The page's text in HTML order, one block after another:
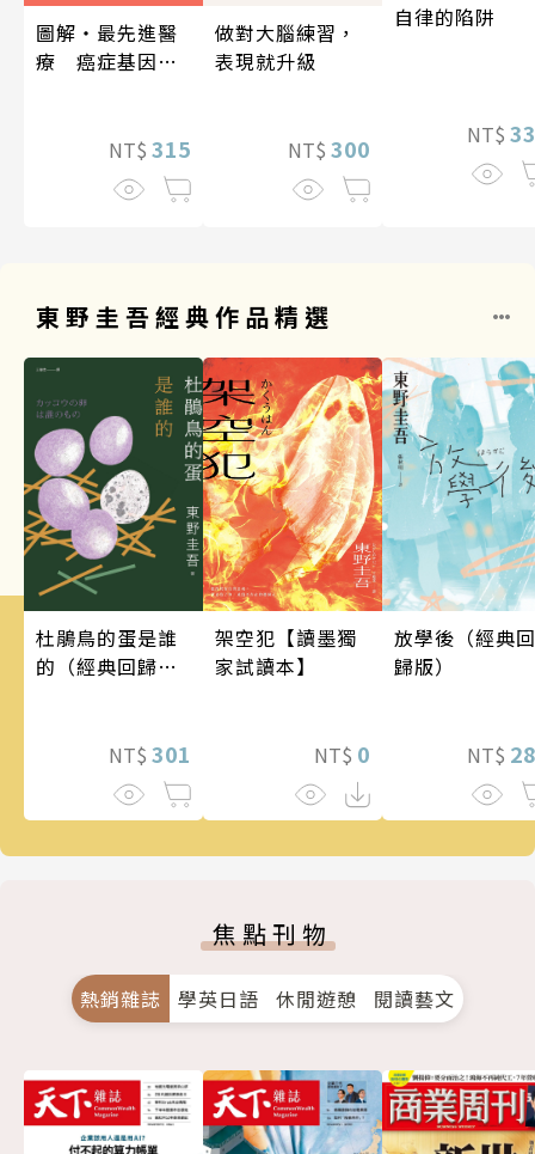
圖解‧最先進醫
療 癌症基因療
NT$ 315
做對大腦練習，
表現就升級
NT$ 300
自律的陷阱
NT$
東野圭吾經典作品精選
杜鵑鳥的蛋是誰
的（經典回歸
NT$ 301
架空犯【讀墨獨
家試讀本】
NT$ 0
放學後（經典回
歸版）
NT$
焦點刊物
熱銷雜誌 學英日語 休閒遊憩 閱讀藝文